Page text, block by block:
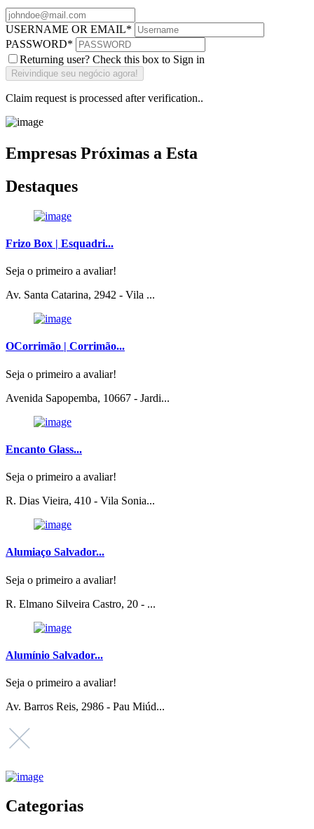
USERNAME OR EMAIL*
PASSWORD*
Returning user? Check this box to Sign in
Claim request is processed after verification..
Empresas Próximas a Esta
Destaques
Frizo Box | Esquadri...
Seja o primeiro a avaliar!
Av. Santa Catarina, 2942 - Vila ...
OCorrimão | Corrimão...
Seja o primeiro a avaliar!
Avenida Sapopemba, 10667 - Jardi...
Encanto Glass...
Seja o primeiro a avaliar!
R. Dias Vieira, 410 - Vila Sonia...
Alumiaço Salvador...
Seja o primeiro a avaliar!
R. Elmano Silveira Castro, 20 - ...
Alumínio Salvador...
Seja o primeiro a avaliar!
Av. Barros Reis, 2986 - Pau Miúd...
Categorias